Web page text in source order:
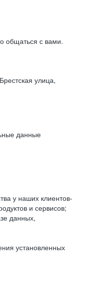
общаться с вами.
улица,
данные
у наших клиентов-
и сервисов;
данных,
установленных